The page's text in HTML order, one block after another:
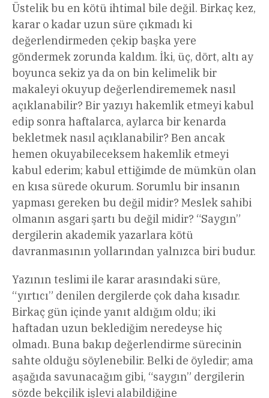
Üstelik bu en kötü ihtimal bile değil. Birkaç kez,
karar o kadar uzun süre çıkmadı ki
değerlendirmeden çekip başka yere
göndermek zorunda kaldım. İki, üç, dört, altı ay
boyunca sekiz ya da on bin kelimelik bir
makaleyi okuyup değerlendirememek nasıl
açıklanabilir? Bir yazıyı hakemlik etmeyi kabul
edip sonra haftalarca, aylarca bir kenarda
bekletmek nasıl açıklanabilir? Ben ancak
hemen okuyabileceksem hakemlik etmeyi
kabul ederim; kabul ettiğimde de mümkün olan
en kısa sürede okurum. Sorumlu bir insanın
yapması gereken bu değil midir? Meslek sahibi
olmanın asgari şartı bu değil midir? “Saygın”
dergilerin akademik yazarlara kötü
davranmasının yollarından yalnızca biri budur.
Yazının teslimi ile karar arasındaki süre,
“yırtıcı” denilen dergilerde çok daha kısadır.
Birkaç gün içinde yanıt aldığım oldu; iki
haftadan uzun beklediğim neredeyse hiç
olmadı. Buna bakıp değerlendirme sürecinin
sahte olduğu söylenebilir. Belki de öyledir; ama
aşağıda savunacağım gibi, “saygın” dergilerin
sözde bekçilik işlevi alabildiğine